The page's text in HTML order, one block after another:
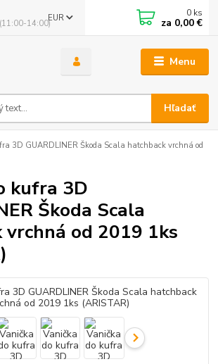
Menu
EUR
Hľadať
14:00)
0 ks
za 0,00 €
3D GUARDLINER Škoda Scala hatchback vrchná od
kufra 3D
Škoda Scala
vrchná od 2019 1ks